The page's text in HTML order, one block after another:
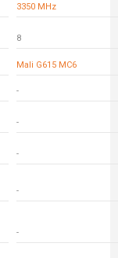
3350 MHz
8
Mali G615 MC6
-
-
-
-
-